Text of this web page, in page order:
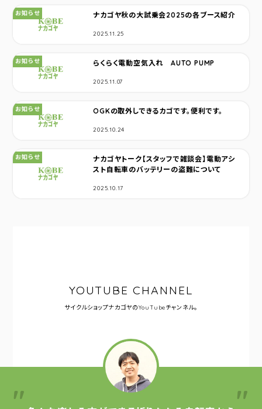
ナカゴヤ秋の大試乗会2025の各ブース紹介
カテゴリ：
お知らせ
2025.11.25
らくらく電動空気入れ AUTO PUMP
カテゴリ：
お知らせ
2025.11.07
OGKの取外しできるカゴです。便利です。
カテゴリ：
お知らせ
2025.10.24
ナカゴヤトーク【スタッフで雑談会】電動アシ
スト自転車のバッテリーの盗難について
カテゴリ：
お知らせ
2025.10.17
YOUTUBE CHANNEL
サイクルショップナカゴヤのYouTubeチャンネル。